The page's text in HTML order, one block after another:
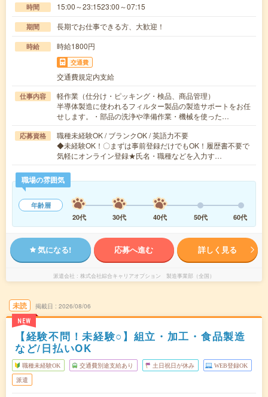
時間 15:00～23:1523:00～07:15
期間 長期でお仕事できる方、大歓迎！
時給 時給1800円
交通費
交通費規定内支給
仕事内容
軽作業（仕分け・ピッキング・検品、商品管理）
半導体製造に使われるフィルター製品の製造サポートをお任
せします。・部品の洗浄や準備作業・機械を使った…
応募資格
職種未経験OK / ブランクOK / 英語力不要
◆未経験OK！〇まずは事前登録だけでもOK！履歴書不要で
気軽にオンライン登録★氏名・職種などを入力す…
職場の雰囲気
年齢層
20代
30代 40代 50代 60代
気になる! 応募へ進む 詳しく見る
派遣会社 株式会社綜合キャリアオプション 製造事業部（全国）
未読
NEW
掲載日 2026/08/06
【経験不問！未経験○】組立・加工・食品製造
など/日払いOK
職種未経験OK 交通費別途支給あり 土日祝日が休み WEB登録OK
派遣